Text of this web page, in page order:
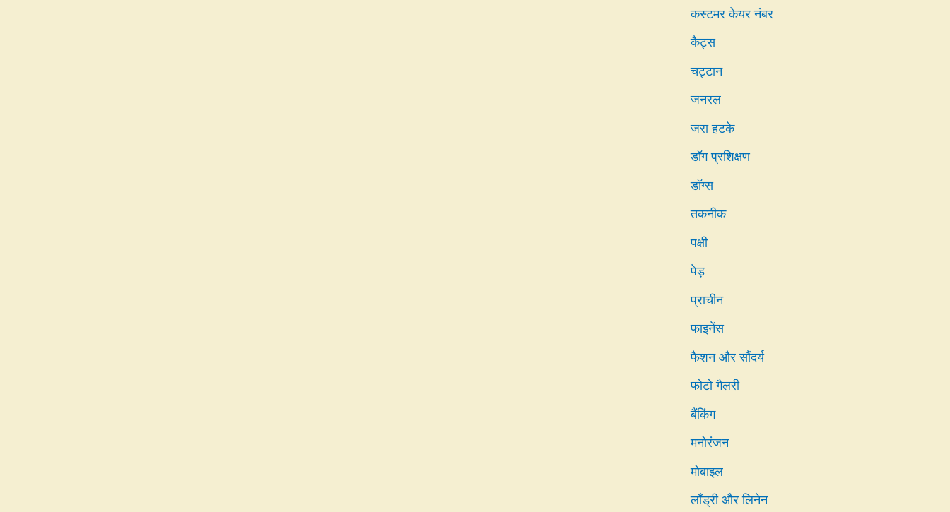
कस्टमर केयर नंबर
कैट्स
चट्टान
जनरल
जरा हटके
डॉग प्रशिक्षण
डॉग्स
तकनीक
पक्षी
पेड़
प्राचीन
फाइनेंस
फैशन और सौंदर्य
फोटो गैलरी
बैंकिंग
मनोरंजन
मोबाइल
लाँड्री और लिनेन